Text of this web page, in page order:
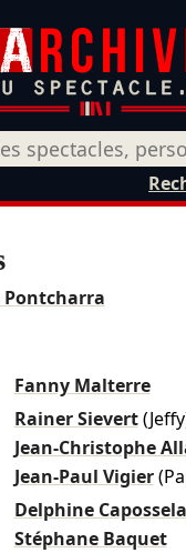
Pontcharra
Fanny Malterre
Rainer Sievert
Jean-Christophe
Jean-Paul Vigier
Delphine Capossela
Stéphane Baquet